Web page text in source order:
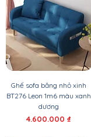
Ghế sofa băng nhỏ xinh
BT276 Leon 1m6 màu xanh
dương
Giá
4.600.000 ₫